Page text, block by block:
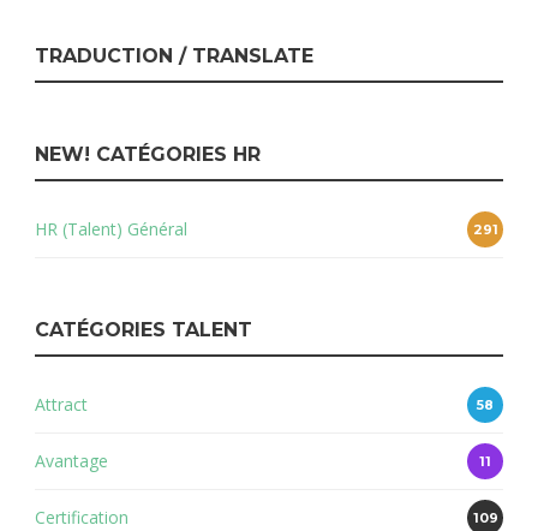
TRADUCTION / TRANSLATE
NEW! CATÉGORIES HR
HR (Talent) Général 291
CATÉGORIES TALENT
Attract 58
Avantage 11
Certification 109